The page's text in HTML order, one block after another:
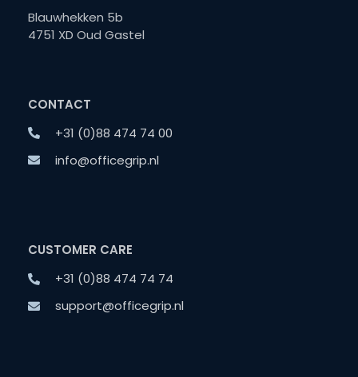
Blauwhekken 5b
4751 XD Oud Gastel
CONTACT
+31 (0)88 474 74 00
info@officegrip.nl
CUSTOMER CARE
+31 (0)88 474 74 74
support@officegrip.nl